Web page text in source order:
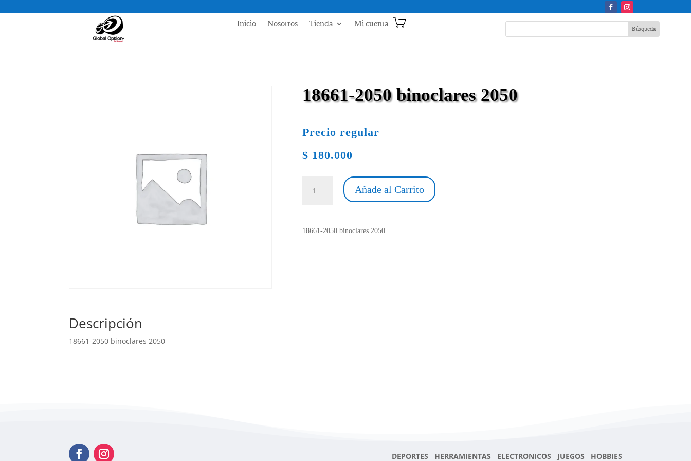
Inicio Nosotros Tienda Mi cuenta
18661-2050 binoclares 2050
Precio regular
$ 180.000
2050
cantidad
Añade al Carrito
18661-2050 binoclares 2050
Descripción
18661-2050 binoclares 2050
DEPORTES HERRAMIENTAS ELECTRONICOS JUEGOS HOBBIES